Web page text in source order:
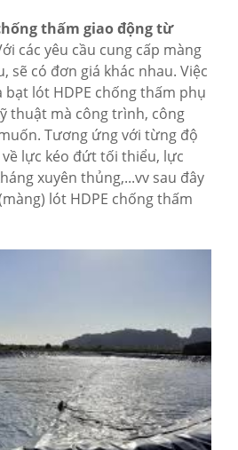
thấm giao động từ
các yêu cầu cung cấp màng
sẽ có đơn giá khác nhau. Việc
bạt lót HDPE chống thấm phụ
thuật mà công trình, công
Tương ứng với từng độ
lực kéo đứt tối thiểu, lực
xuyên thủng,...vv sau đây
lót HDPE chống thấm